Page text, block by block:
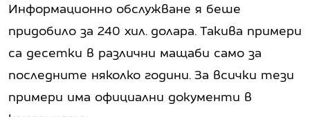
Информационно обслужване я беше
придобило за 240 хил. долара. Такива примери
са десетки в различни мащаби само за
последните няколко години. За всички тези
примери има официални документи в